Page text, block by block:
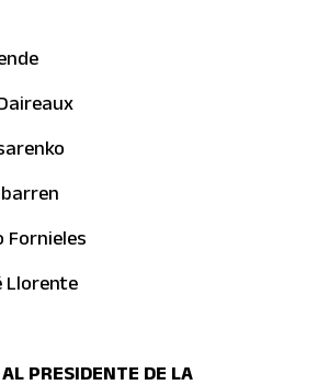
Fornieles
Llorente
PRESIDENTE DE LA